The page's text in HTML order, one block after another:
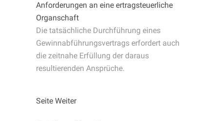
Anforderungen an eine ertragsteuerliche
Organschaft
Die tatsächliche Durchführung eines
Gewinnabführungsvertrags erfordert auch
die zeitnahe Erfüllung der daraus
resultierenden Ansprüche.
Seite Weiter